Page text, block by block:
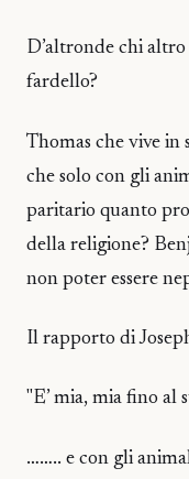
D’altronde chi altro
fardello?
Thomas che vive in
che solo con gli
paritario quanto
della religione?
non poter essere
Il rapporto di
"E’ mia, mia fino al
…….. e con gli